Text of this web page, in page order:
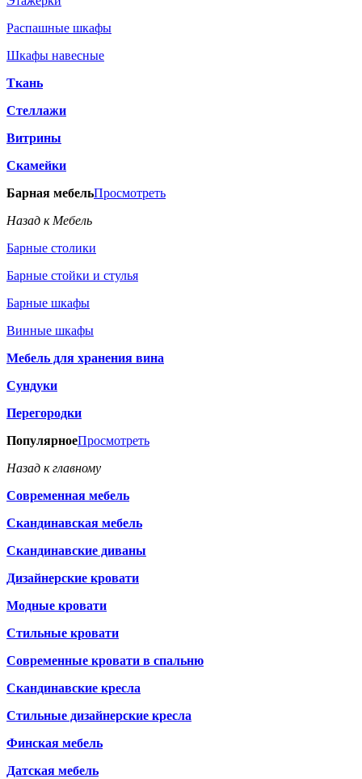
Распашные шкафы
Шкафы навесные
Ткань
Стеллажи
Витрины
Скамейки
Барная мебельПросмотреть
Назад к Мебель
Барные столики
Барные стойки и стулья
Барные шкафы
Винные шкафы
Мебель для хранения вина
Сундуки
Перегородки
ПопулярноеПросмотреть
Назад к главному
Современная мебель
Скандинавская мебель
Скандинавские диваны
Дизайнерские кровати
Модные кровати
Стильные кровати
Современные кровати в спальню
Скандинавские кресла
Стильные дизайнерские кресла
Финская мебель
Датская мебель